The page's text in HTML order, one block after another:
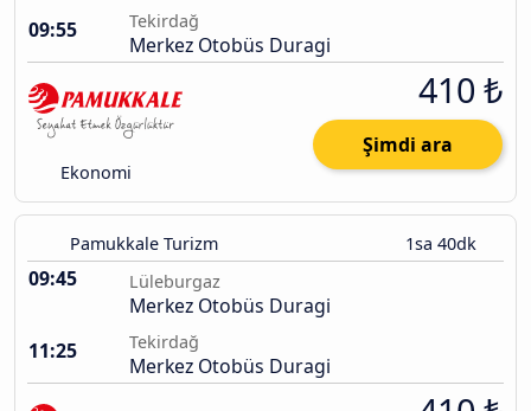
09:55
Tekirdağ
Merkez Otobüs Duragi
Ekonomi
410 ₺
Şimdi ara
Pamukkale Turizm 1sa 40dk
09:45 Lüleburgaz
Merkez Otobüs Duragi
11:25
Tekirdağ
Merkez Otobüs Duragi